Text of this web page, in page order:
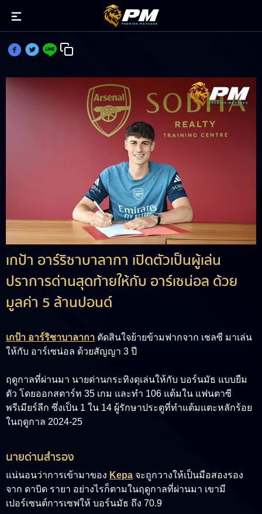
เกป้า ซบเฝ้าเสา อาร์เซน่อล สัญญา 3 ปี
เกป้า อาร์ริซาบาลากา เปิดตัวเป็นผู้เล่น
ปราการด่านสุดท้ายให้กับ อาร์เซน่อล ด้วย
มูลค่า 5 ล้านปอนด์
เกป้า อาร์ริซาบาลากา ตัดสินใจย้ายข้ามฟากจาก เชลซี มาเล่น
ให้กับ อาร์เซน่อล ด้วยสัญญา 3 ปี
ฤดูกาลที่ผ่านมา นายด่านกระทิงดุเล่นให้กับ บอร์นมัธ แบบยืม
ตัว โดยออกสตาร์ท 35 เกม และทำ 106 แต้มใน แฟนตาซี
พรีเมียร์ลีก ซึ่งเป็น 1 ใน 14 ผู้รักษาประตูที่ทำแต้มแตะหลักร้อย
ในฤดูกาล 2024-25
นายด่านสำรอง
แน่นอนว่าการเข้ามาของ Kepa จะถูกวางให้เป็นมือสองรอง
จาก ดาบิด รายา อย่างไรก็ตามในฤดูกาลที่ผ่านมา เขามี
เปอร์เซนต์การเซฟให้ บอร์นมัธ ถึง 70.9